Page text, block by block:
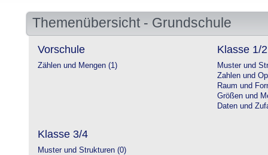
Themenübersicht - Grundschule
Vorschule
Zählen und Mengen (1)
Klasse 1/2
Muster und
Zahlen und
Raum und
Größen und
Daten und
Klasse 3/4
Muster und Strukturen (0)